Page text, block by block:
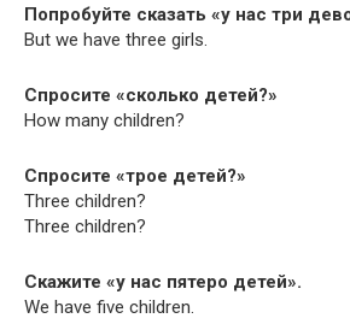
Попробуйте сказать «у нас три
But we have three girls.
Спросите «сколько детей?»
How many children?
Спросите «трое детей?»
Three children?
Three children?
Скажите «у нас пятеро детей».
We have five children.